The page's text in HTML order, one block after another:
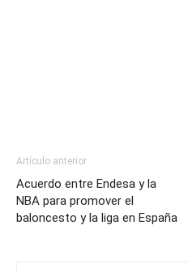
Artículo anterior
Acuerdo entre Endesa y la
NBA para promover el
baloncesto y la liga en España